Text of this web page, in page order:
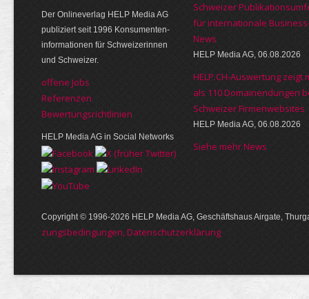
Der Online­verlag HELP Media AG
publi­ziert seit 1996 Kon­su­menten­
infor­mationen für Schwei­zerinnen
und Schweizer.
offene Jobs
Referenzen
Bewer­tungs­richt­linien
HELP Media AG in Social Networks
Schweizer
für internationale
News
HELP Media AG, 06.08.2026
HELP.CH-Auswertung zeigt
als 110 Domainendungen
Schweizer Firmenwebsites
HELP Media AG, 06.08.2026
Siehe mehr News
Copyright © 1996-2026 HELP Media AG, Geschäftshaus Airgate,
zungs­bedin­gungen, Daten­schutz­er­klärung